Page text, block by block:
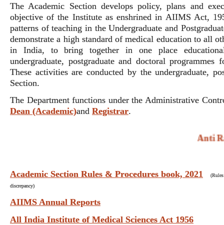
The Academic Section develops policy, plans and
objective of the Institute as enshrined in AIIMS Act,
patterns of teaching in the Undergraduate and
demonstrate a high standard of medical education to all
in India, to bring together in one place
undergraduate, postgraduate and doctoral
These activities are conducted by the undergraduate,
Section.
The Department functions under the Administrative
Dean (Academic)and Registrar.
Anti
Academic Section Rules & Procedures book, 2021
discrepancy)
AIIMS Annual Reports
All India Institute of Medical Sciences Act 1956